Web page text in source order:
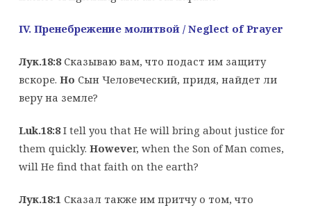
IV. Пренебрежение молитвой/ Neglect of Prayer
Лук.18:8 Сказываю вам, что подаст им защиту
вскоре. Но Сын Человеческий, придя, найдет ли
веру на земле?
Luk.18:8I tell you that He will bring about justice for
them quickly. However, when the Son of Man comes,
will He find that faith on the earth?
Лук.18:1 Сказал также им притчу о том, что